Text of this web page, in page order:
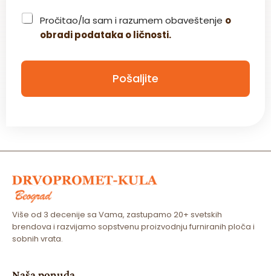
C
h
k
b
*
Pročitao/la sam i razumem obaveštenje o
obradi podataka o ličnosti.
Pošaljite
Više od 3 decenije sa Vama, zastupamo 20+ svetskih
brendova i razvijamo sopstvenu proizvodnju furniranih ploča i
sobnih vrata.